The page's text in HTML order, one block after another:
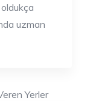
oldukça
uzman